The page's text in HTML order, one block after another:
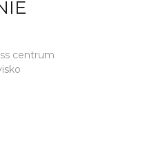
centrum